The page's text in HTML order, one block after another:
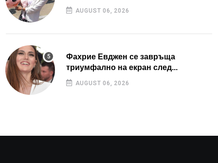
AUGUST 06, 2026
Фахрие Евджен се завръща
триумфално на екран след...
AUGUST 06, 2026